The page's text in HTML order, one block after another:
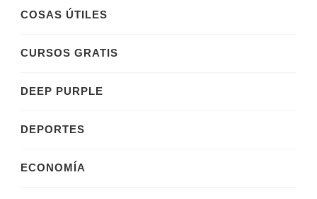
COSAS ÚTILES
CURSOS GRATIS
DEEP PURPLE
DEPORTES
ECONOMÍA